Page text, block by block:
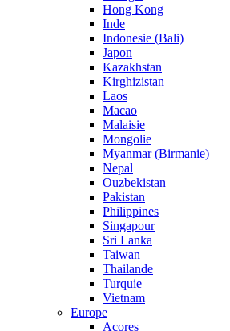
Hong Kong
Inde
Indonesie (Bali)
Japon
Kazakhstan
Kirghizistan
Laos
Macao
Malaisie
Mongolie
Myanmar (Birmanie)
Nepal
Ouzbekistan
Pakistan
Philippines
Singapour
Sri Lanka
Taiwan
Thailande
Turquie
Vietnam
Europe
Acores